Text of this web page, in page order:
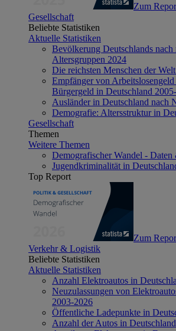
Zum
Gesellschaft
Beliebte Statistiken
Aktuelle Statistiken
Bevölkerung Deutschlands nach
Altersgruppen 2024
Die reichsten Menschen der
Empfänger von
Bürgergeld in Deutschland
Ausländer in Deutschland nach
Demografie: Altersstruktur in
Gesellschaft
Themen
Weitere Themen
Demografischer Wandel - Daten
Jugendkriminalität in
Top Report
Zum
Verkehr & Logistik
Beliebte Statistiken
Aktuelle Statistiken
Anzahl Elektroautos in
Neuzulassungen von
2003-2026
Öffentliche Ladepunkte in
Anzahl der Autos in